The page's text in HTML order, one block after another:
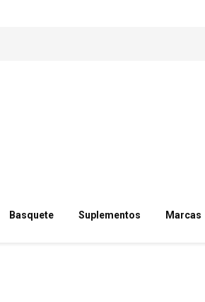
Basquete Suplementos Marcas